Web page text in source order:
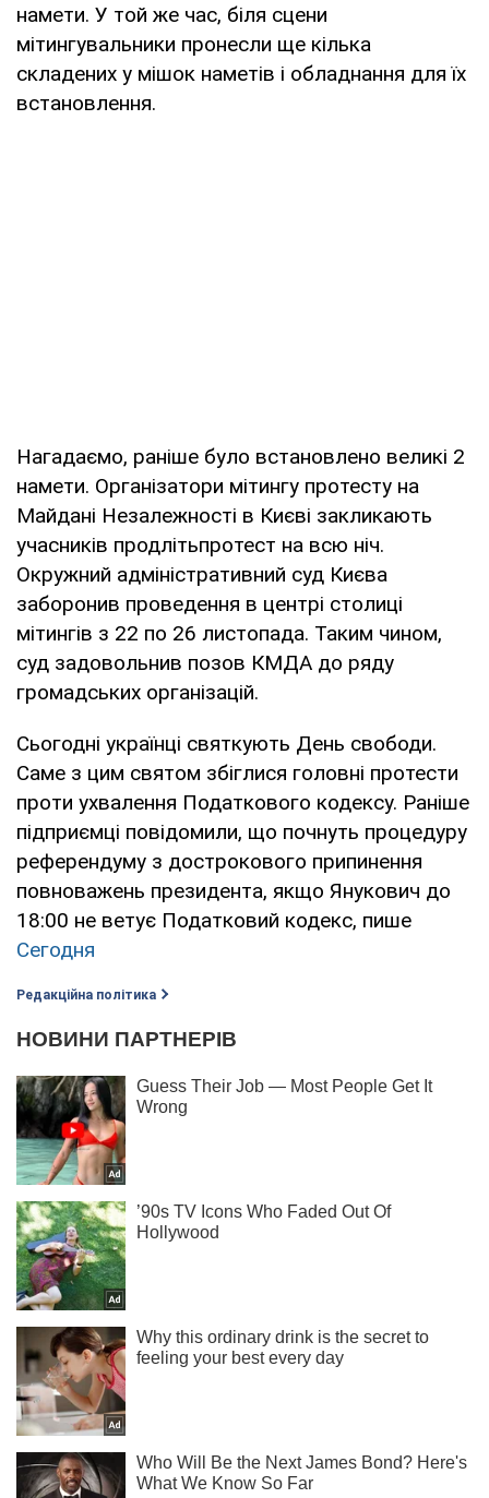
намети. У той же час, біля сцени
мітингувальники пронесли ще кілька
складених у мішок наметів і обладнання для їх
встановлення.
Нагадаємо, раніше було встановлено великі 2
намети. Організатори мітингу протесту на
Майдані Незалежності в Києві закликають
учасників продлітьпротест на всю ніч.
Окружний адміністративний суд Києва
заборонив проведення в центрі столиці
мітингів з 22 по 26 листопада. Таким чином,
суд задовольнив позов КМДА до ряду
громадських організацій.
Сьогодні українці святкують День свободи.
Саме з цим святом збіглися головні протести
проти ухвалення Податкового кодексу. Раніше
підприємці повідомили, що почнуть процедуру
референдуму з дострокового припинення
повноважень президента, якщо Янукович до
18:00 не ветує Податковий кодекс, пише
Сегодня
Редакційна політика